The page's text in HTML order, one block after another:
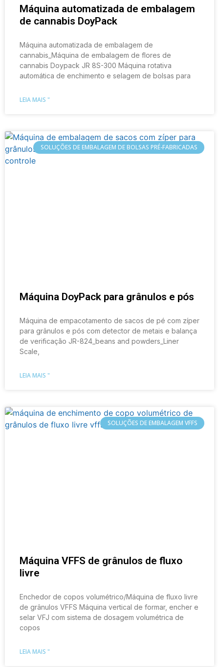
Máquina automatizada de embalagem
de cannabis DoyPack
Máquina automatizada de embalagem de
cannabis_Máquina de embalagem de flores de
cannabis Doypack JR 8S-300 Máquina rotativa
automática de enchimento e selagem de bolsas para
LEIA MAIS "
SOLUÇÕES DE EMBALAGEM DE BOLSAS PRÉ-FABRICADAS
Máquina DoyPack para grânulos e pós
Máquina de empacotamento de sacos de pé com zíper
para grânulos e pós com detector de metais e balança
de verificação JR-824_beans and powders_Liner
Scale,
LEIA MAIS "
SOLUÇÕES DE EMBALAGEM VFFS
Máquina VFFS de grânulos de fluxo
livre
Enchedor de copos volumétrico/Máquina de fluxo livre
de grânulos VFFS Máquina vertical de formar, encher e
selar VFJ com sistema de dosagem volumétrica de
copos
LEIA MAIS "